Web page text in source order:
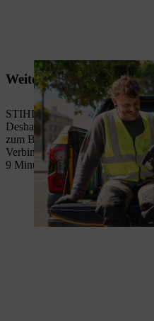
Weiterentwicklung aus
STIHL weiss, was Profis im
Deshalb entwickeln wir die
zum Beispiel mit ALLPRO. Die
Verbindung mit dem
9 Minuten² auf bis zu 80 Prozent.